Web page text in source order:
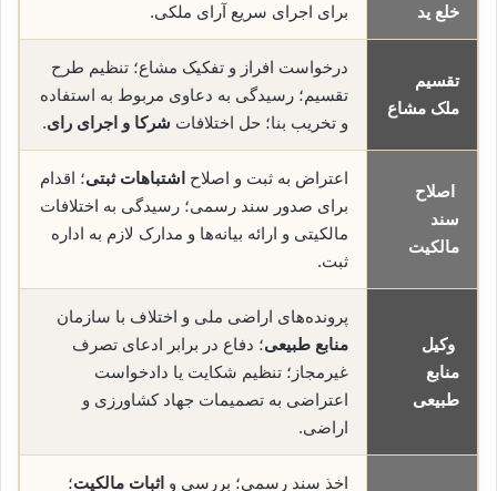
خلع ید
برای اجرای سریع آرای ملکی.
تقسیم
ملک مشاع
درخواست افراز و تفکیک مشاع؛ تنظیم طرح
تقسیم؛ رسیدگی به دعاوی مربوط به استفاده
و تخریب بنا؛ حل اختلافات شرکا و اجرای رای.
اصلاح
سند
مالکیت
اعتراض به ثبت و اصلاح اشتباهات ثبتی؛ اقدام
برای صدور سند رسمی؛ رسیدگی به اختلافات
مالکیتی و ارائه بیانه‌ها و مدارک لازم به اداره
ثبت.
وکیل
منابع
طبیعی
پرونده‌های اراضی ملی و اختلاف با سازمان
منابع طبیعی؛ دفاع در برابر ادعای تصرف
غیرمجاز؛ تنظیم شکایت یا دادخواست
اعتراضی به تصمیمات جهاد کشاورزی و
اراضی.
اخذ سند رسمی؛ بررسی و اثبات مالکیت؛